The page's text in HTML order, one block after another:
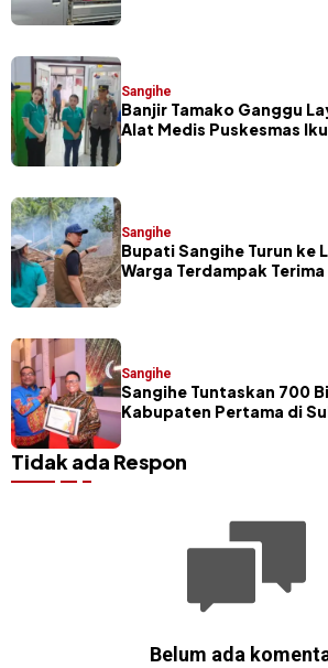
Sangihe
Banjir Tamako Ganggu
Alat Medis Puskesmas
Sangihe
Bupati Sangihe Turun ke
Warga Terdampak
Sangihe
Sangihe Tuntaskan 700
Kabupaten Pertama di
Tidak ada Respon
Belum ada